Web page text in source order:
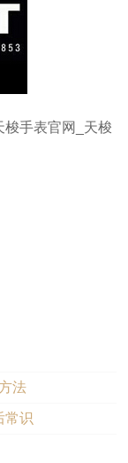
梭手表官网_天梭
法
常识